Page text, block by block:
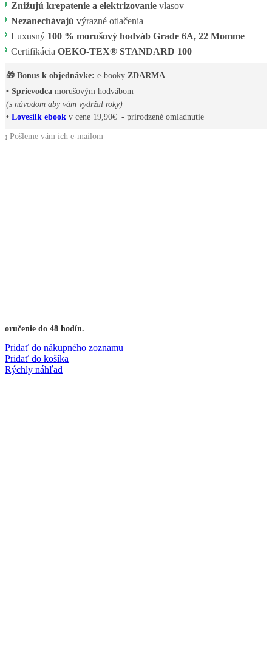
Znižujú krepatenie a elektrizovanie vlasov
Nezanechávajú výrazné otlačenia
Luxusný 100 % morušový hodváb Grade 6A, 22 Momme
Certifikácia OEKO-TEX® STANDARD 100
🎁 Bonus k objednávke: e-booky ZDARMA
• Sprievodca morušovým hodvábom
(s návodom aby vám vydržal roky)
• Lovesilk ebook v cene 19,90€ - prirodzené omladnutie
Pošleme vám ich e-mailom
do 48 hodín.
Pridať do nákupného zoznamu
Pridať do košíka
Rýchly náhľad